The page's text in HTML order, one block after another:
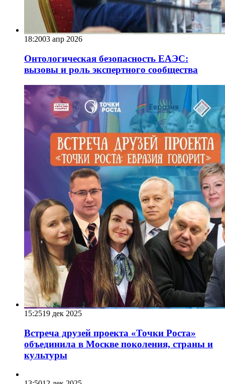
18:2003 апр 2026
Онтологическая безопасность ЕАЭС:
вызовы и роль экспертного сообщества
15:2519 дек 2025
Встреча друзей проекта «Точки Роста»
объединила в Москве поколения, страны и
культуры